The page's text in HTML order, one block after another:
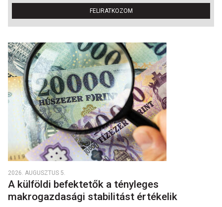
FELIRATKOZOM
2026. AUGUSZTUS 5.
A külföldi befektetők a tényleges
makrogazdasági stabilitást értékelik